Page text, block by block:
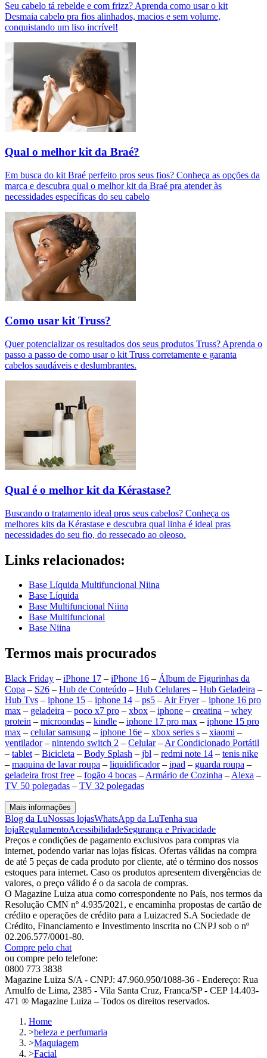
Seu cabelo tá rebelde e com frizz? Aprenda como usar o kit
Desmaia cabelo pra fios alinhados, macios e sem volume,
conquistando um liso incrível!
Qual o melhor kit da Braé?
Em busca do kit Braé perfeito pros seus fios? Conheça as opções da
marca e descubra qual o melhor kit da Braé pra atender às
necessidades específicas do seu cabelo
Como usar kit Truss?
Quer potencializar os resultados dos seus produtos Truss? Aprenda o
passo a passo de como usar o kit Truss corretamente e garanta
cabelos saudáveis e deslumbrantes.
Qual é o melhor kit da Kérastase?
Buscando o tratamento ideal pros seus cabelos? Conheça os
melhores kits da Kérastase e descubra qual linha é ideal pras
necessidades do seu fio, do ressecado ao oleoso.
Links relacionados:
Base Líquida Multifuncional Niina
Base Líquida
Base Multifuncional Niina
Base Multifuncional
Base Niina
Termos mais procurados
Black Friday – iPhone 17 – iPhone 16 – Álbum de Figurinhas da
Copa – S26 – Hub de Conteúdo – Hub Celulares – Hub Geladeira –
Hub Tvs – iphone 15 – iphone 14 – ps5 – Air Fryer– iphone 16 pro
max – geladeira – poco x7 pro – xbox – iphone – creatina – whey
protein – microondas – kindle – iphone 17 pro max – iphone 15 pro
max – celular samsung – iphone 16e – xbox series s – xiaomi –
ventilador– nintendo switch 2 – Celular– Ar Condicionado Portátil
– tablet – Bicicleta – Body Splash – jbl – redmi note 14 – tenis nike
– maquina de lavar roupa – liquidificador– ipad – guarda roupa –
geladeira frost free – fogão 4 bocas – Armário de Cozinha – Alexa –
TV 50 polegadas – TV 32 polegadas
Mais informações
Blog da LuNossas lojasWhatsApp da LuTenha sua
lojaRegulamentoAcessibilidadeSegurança e Privacidade
Preços e condições de pagamento exclusivos para compras via
internet, podendo variar nas lojas físicas. Ofertas válidas na compra
de até 5 peças de cada produto por cliente, até o término dos nossos
estoques para internet. Caso os produtos apresentem divergências de
valores, o preço válido é o da sacola de compras.
O Magazine Luiza atua como correspondente no País, nos termos da
Resolução CMN nº 4.935/2021, e encaminha propostas de cartão de
crédito e operações de crédito para a Luizacred S.A Sociedade de
Crédito, Financiamento e Investimento inscrita no CNPJ sob o nº
02.206.577/0001-80.
Compre pelo chat
ou compre pelo telefone:
0800 773 3838
Magazine Luiza S/A - CNPJ: 47.960.950/1088-36 - Endereço: Rua
Arnulfo de Lima, 2385 - Vila Santa Cruz, Franca/SP - CEP 14.403-
471 ® Magazine Luiza – Todos os direitos reservados.
Home
>beleza e perfumaria
>Maquiagem
>Facial